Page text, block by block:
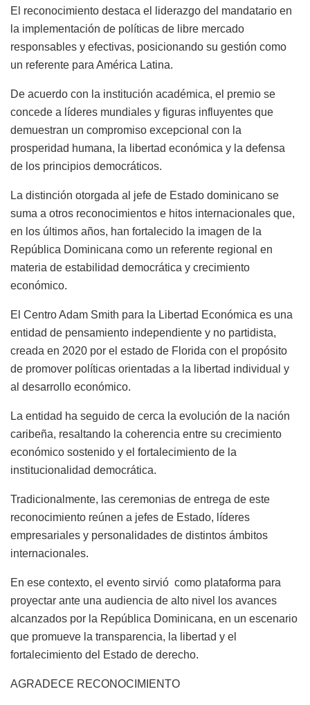
El reconocimiento destaca el liderazgo del mandatario en
la implementación de políticas de libre mercado
responsables y efectivas, posicionando su gestión como
un referente para América Latina.
De acuerdo con la institución académica, el premio se
concede a líderes mundiales y figuras influyentes que
demuestran un compromiso excepcional con la
prosperidad humana, la libertad económica y la defensa
de los principios democráticos.
La distinción otorgada al jefe de Estado dominicano se
suma a otros reconocimientos e hitos internacionales que,
en los últimos años, han fortalecido la imagen de la
República Dominicana como un referente regional en
materia de estabilidad democrática y crecimiento
económico.
El Centro Adam Smith para la Libertad Económica es una
entidad de pensamiento independiente y no partidista,
creada en 2020 por el estado de Florida con el propósito
de promover políticas orientadas a la libertad individual y
al desarrollo económico.
La entidad ha seguido de cerca la evolución de la nación
caribeña, resaltando la coherencia entre su crecimiento
económico sostenido y el fortalecimiento de la
institucionalidad democrática.
Tradicionalmente, las ceremonias de entrega de este
reconocimiento reúnen a jefes de Estado, líderes
empresariales y personalidades de distintos ámbitos
internacionales.
En ese contexto, el evento sirvió como plataforma para
proyectar ante una audiencia de alto nivel los avances
alcanzados por la República Dominicana, en un escenario
que promueve la transparencia, la libertad y el
fortalecimiento del Estado de derecho.
AGRADECE RECONOCIMIENTO